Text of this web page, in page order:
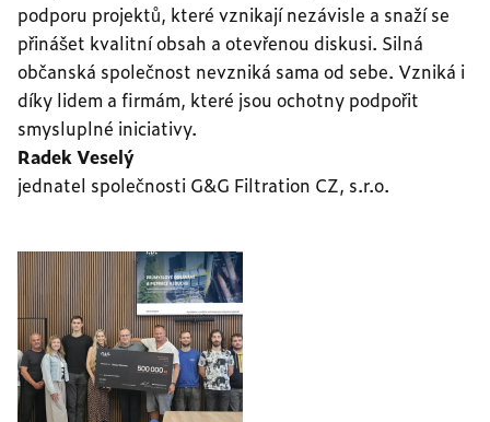
podporu projektů, které vznikají nezávisle a snaží se
přinášet kvalitní obsah a otevřenou diskusi. Silná
občanská společnost nevzniká sama od sebe. Vzniká i
díky lidem a firmám, které jsou ochotny podpořit
smysluplné iniciativy.
Radek Veselý
jednatel společnosti G&G Filtration CZ, s.r.o.